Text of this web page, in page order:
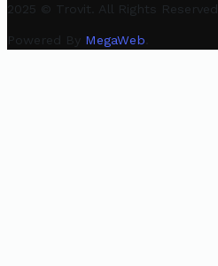
2025 © Trovit. All Rights Reserved.
Powered By MegaWeb